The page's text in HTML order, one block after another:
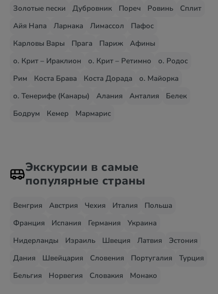
Золотые пески
Дубровник Пореч Ровинь
Сплит
Айя Напа
Ларнака Лимассол
Пафос
Карловы Вары
Прага Париж
Афины
о. Крит – Ираклион
о. Крит – Ретимно
о. Родос
Рим
Коста Брава Коста Дорада
о. Майорка
о. Тенерифе (Канары)
Алания Анталия
Белек
Бодрум
Кемер Мармарис
Экскурсии в самые
популярные страны
Венгрия Австрия Чехия Италия
Польша
Франция
Испания Германия
Украина
Нидерланды
Израиль Швеция Латвия
Эстония
Дания
Швейцария Словения Португалия
Турция
Бельгия
Норвегия Словакия Монако